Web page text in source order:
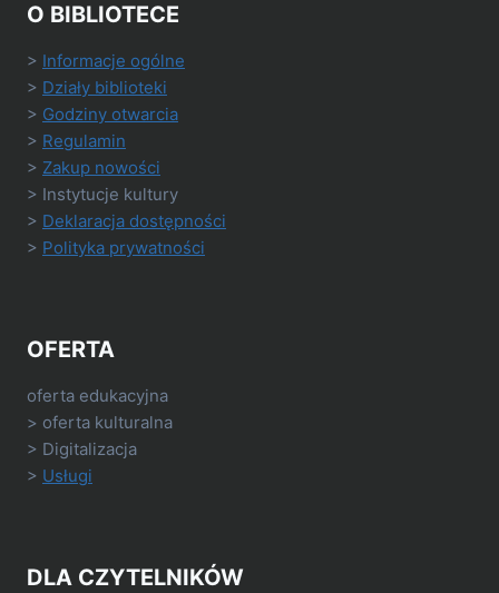
O BIBLIOTECE
> Informacje ogólne
> Działy biblioteki
> Godziny otwarcia
> Regulamin
> Zakup nowości
> Instytucje kultury
> Deklaracja dostępności
> Polityka prywatności
OFERTA
oferta edukacyjna
> oferta kulturalna
> Digitalizacja
> Usługi
DLA CZYTELNIKÓW